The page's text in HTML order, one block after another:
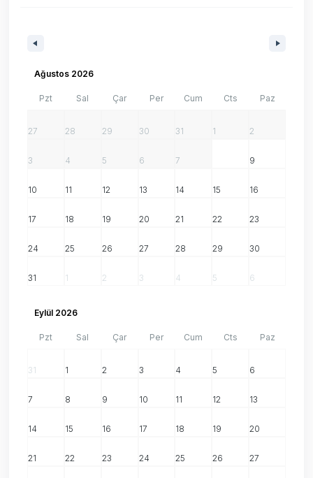
Ağustos 2026
Pzt Sal Çar Per Cum Cts Paz
27 28 29 30 31 1 2
3 4 5 6 7 9
10 11 12 13 14 15 16
17 18 19 20 21 22 23
24 25 26 27 28 29 30
31 1 2 3 4 5 6
Eylül 2026
Pzt Sal Çar Per Cum Cts Paz
31 1 2 3 4 5 6
7 8 9 10 11 12 13
14 15 16 17 18 19 20
21 22 23 24 25 26 27